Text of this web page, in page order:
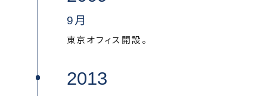
9月
東京オフィス開設。
2013